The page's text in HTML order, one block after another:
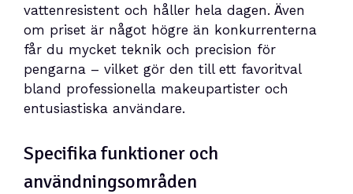
vattenresistent och håller hela dagen. Även
om priset är något högre än konkurrenterna
får du mycket teknik och precision för
pengarna – vilket gör den till ett favoritval
bland professionella makeupartister och
entusiastiska användare.
Specifika funktioner och
användningsområden